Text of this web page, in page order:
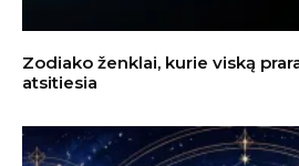
Zodiako ženklai, kurie viską
atsitiesia